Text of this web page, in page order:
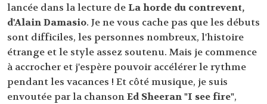
lancée dans la lecture de La horde du contrevent,
d'Alain Damasio. Je ne vous cache pas que les débuts
sont difficiles, les personnes nombreux, l'histoire
étrange et le style assez soutenu. Mais je commence
à accrocher et j'espère pouvoir accélérer le rythme
pendant les vacances ! Et côté musique, je suis
envoutée par la chansonEd Sheeran "I see fire",